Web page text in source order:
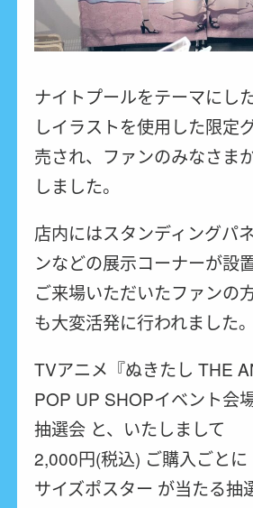
ナイトプールをテーマにし
しイラストを使用した限定
売され、ファンのみなさま
しました。
店内にはスタンディングパ
ンなどの展示コーナーが設
ご来場いただいたファンの
も大変活発に行われました。
TVアニメ『ぬきたし THE
POP UP SHOPイベント会
抽選会 と、いたしまして
2,000円(税込) ご購入ごと
サイズポスター が当たる抽